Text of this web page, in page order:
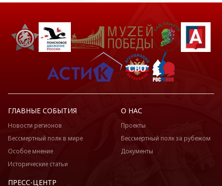
ГЛАВНЫЕ СОБЫТИЯ
Новости регионов
Бессмертный полк в мире
Особое мнение
Исторические статьи
О НАС
Проекты
Бессмертный полк за рубежом
Документы
ПРЕСС-ЦЕНТР